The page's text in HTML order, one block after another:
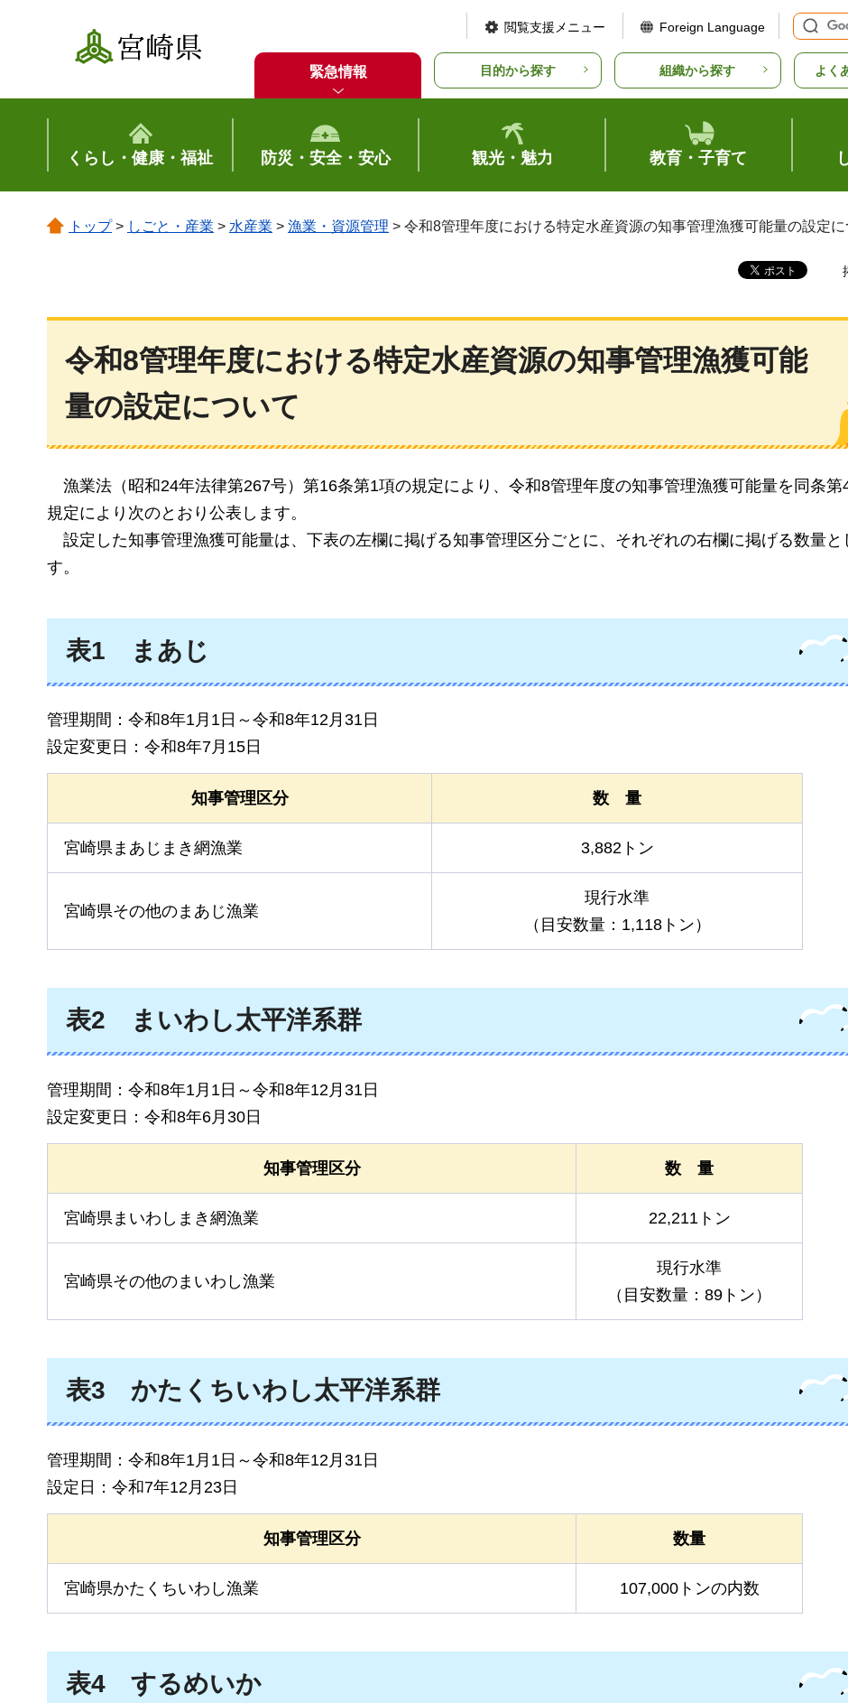
宮崎県
閲覧支援メニュー Foreign Language
緊急情報 目的から探す 組織から探す よく
くらし・健康・福祉 防災・安全・安心 観光・魅力 教育・子育て
トップ> しごと・産業 > 水産業 > 漁業・資源管理 > 令和8管理年度における特定水産資源の知事管理漁獲可能量の設定に
令和8管理年度における特定水産資源の知事管理漁獲可能
量の設定について
漁業法（昭和24年法律第267号）第16条第1項の規定により、令和8管理年度の知事管理漁獲可能量を同条第
規定により次のとおり公表します。
設定し た知事管理漁獲可能量は、下表の左欄に掲げる知事管理区分ごとに、それぞれの右欄に掲げる数量と
す。
表1 まあじ
管理期間：令和8年1月1日～令和8年12月31日
設定変更日：令和8年7月15日
知事管理区分 数 量
宮崎県まあじまき網漁業 3,882トン
宮崎県その他のまあじ漁業
現行水準
（目安数量：1,118トン）
表2 まいわし太平洋系群
管理期間：令和8年1月1日～令和8年12月31日
設定変更日：令和8年6月30日
知事管理区分 数 量
宮崎県まいわしまき網漁業 22,211トン
宮崎県その他のまいわし漁業
現行水準
（目安数量：89トン）
表3 かたくちいわし太平洋系群
管理期間：令和8年1月1日～令和8年12月31日
設定日：令和7年12月23日
知事管理区分 数量
宮崎県かたくちいわし漁業 107,000トンの内数
表4 するめいか